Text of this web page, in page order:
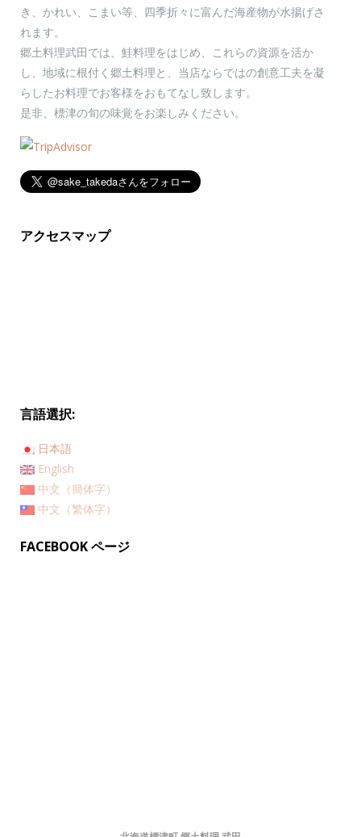
き、かれい、こまい等、四季折々に富んだ海産物が水揚げさ
れます。
郷土料理武田では、鮭料理をはじめ、これらの資源を活か
し、地域に根付く郷土料理と、当店ならではの創意工夫を凝
らしたお料理でお客様をおもてなし致します。
是非、標津の旬の味覚をお楽しみください。
アクセスマップ
言語選択:
日本語
English
中文（簡体字）
中文（繁体字）
FACEBOOK ページ